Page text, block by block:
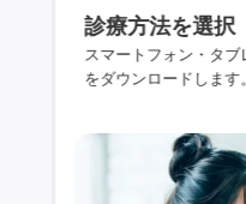
診療方法を選択
スマートフォン・タ
をダウンロードします。